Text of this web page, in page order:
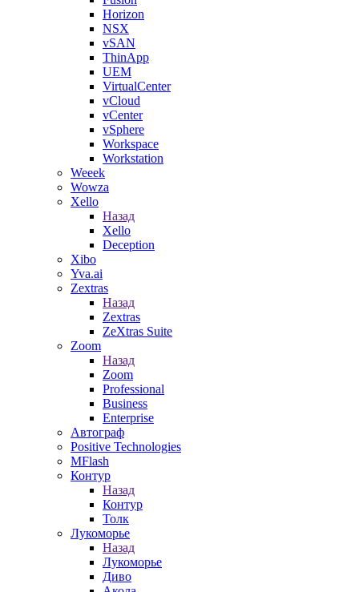
Horizon
NSX
vSAN
ThinApp
UEM
VirtualCenter
vCloud
vCenter
vSphere
Workspace
Workstation
Weeek
Wowza
Xello
Назад
Xello
Deception
Xibo
Yva.ai
Zextras
Назад
Zextras
ZeXtras Suite
Zoom
Назад
Zoom
Professional
Business
Enterprise
Автограф
Positive Technologies
MFlash
Контур
Назад
Контур
Толк
Лукоморье
Назад
Лукоморье
Диво